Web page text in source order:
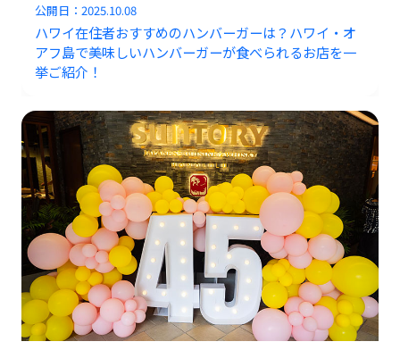
公開日：2025.10.08
ハワイ在住者おすすめのハンバーガーは？ハワイ・オ
アフ島で美味しいハンバーガーが食べられるお店を一
挙ご紹介！